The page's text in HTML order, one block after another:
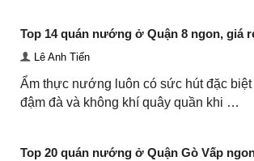
Top 14 quán nướng ở Quận 8 ngon, giá
Lê Anh Tiến
Ẩm thực nướng luôn có sức hút đặc
đậm đà và không khí quây quần khi …
Top 20 quán nướng ở Quận Gò Vấp